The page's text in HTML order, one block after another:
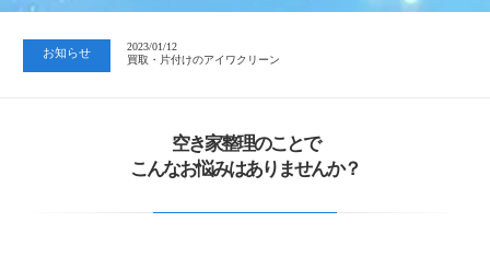
お知らせ
2023/01/12
買取・片付けのアイワクリーン
空き家整理のことで
こんなお悩みはありませんか？